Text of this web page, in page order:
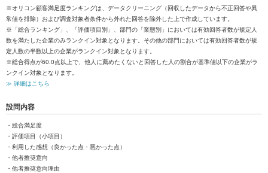
※オリコン顧客満足度ランキングは、データクリーニング（回収したデータから不正回答や異
常値を排除）および調査対象者条件から外れた回答を除外した上で作成しています。
※「総合ランキング」、「評価項目別」、部門の「業態別」においては有効回答者数が規定人
数を満たした企業のみランクイン対象となります。その他の部門においては有効回答者数が規
定人数の半数以上の企業がランクイン対象となります。
※総合得点が60.0点以上で、他人に薦めたくないと回答した人の割合が基準値以下の企業がラ
ンクイン対象となります。
≫ 詳細はこちら
設問内容
・総合満足度
・評価項目（小項目）
・利用した感想（良かった点・悪かった点）
・他者推奨意向
・他者推奨意向理由